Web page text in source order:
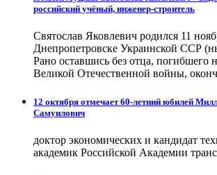
российский учёный, инженер-строитель
Святослав Яковлевич родился 11
Днепропетровске Украинской ССР
Рано оставшись без отца, погибшего
Великой Отечественной войны,
12 октября отмечает 60-летний юбилей
Самуилович
доктор экономических и кандидат
академик Российской Академии